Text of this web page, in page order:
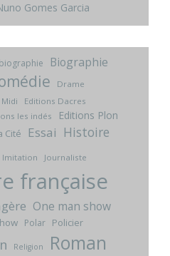
Gomes Garcia
Biographie
Drame
Editions Dacres
les indés Editions Plon
Cité Essai Histoire
Imitation Journaliste
française
One man show
Polar Policier
Religion Roman